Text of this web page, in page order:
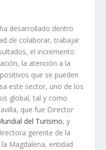
desarrollado dentro
de colaborar, trabajar
el incremento
la atención a la
que se pueden
este sector, uno de los
global, tal y como
que fue Director
del Turismo, y
gerente de la
Magdalena, entidad